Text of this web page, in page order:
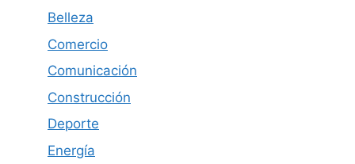
Belleza
Comercio
Comunicación
Construcción
Deporte
Energía